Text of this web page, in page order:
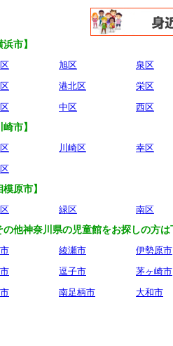
浜市】
旭区 泉区
港北区 栄区
中区 西区
崎市】
川崎区 幸区
模原市】
緑区
南区
の他神奈川県の児童館をお探しの方
綾瀬市 伊勢原市
逗子市 茅ヶ崎市
南足柄市 大和市